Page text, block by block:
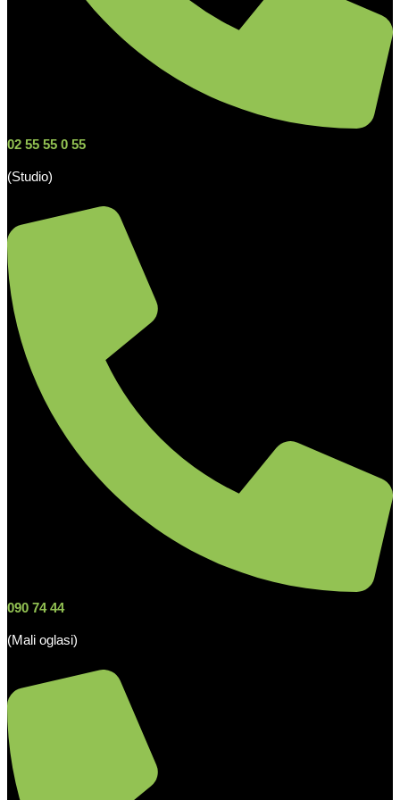
02 55 55 0 55
(Studio)
090 74 44
(Mali oglasi)